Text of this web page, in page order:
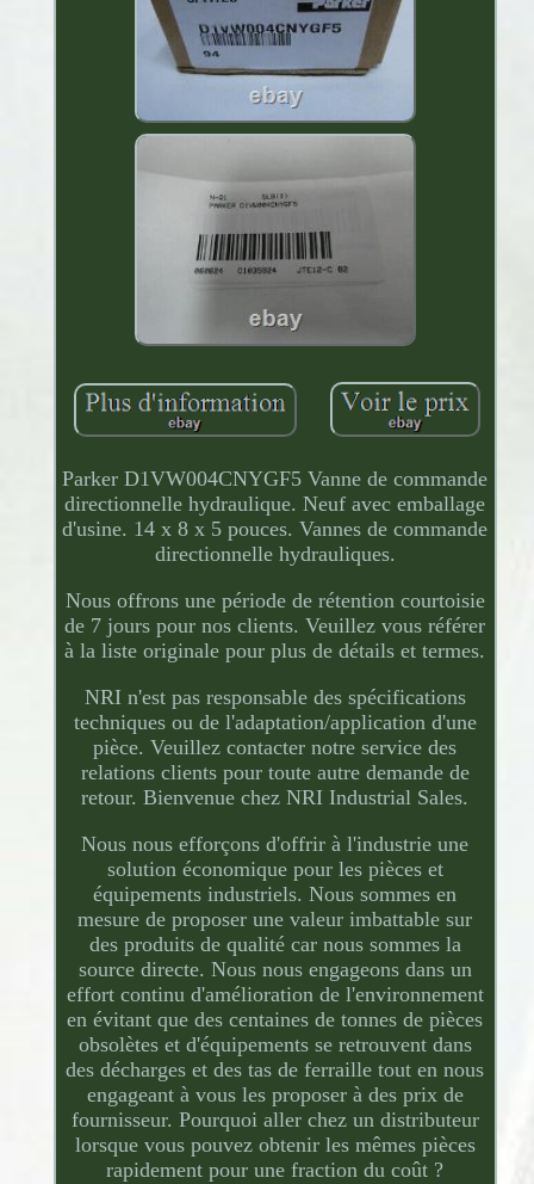
Parker D1VW004CNYGF5 Vanne de commande
directionnelle hydraulique. Neuf avec emballage
d'usine. 14 x 8 x 5 pouces. Vannes de commande
directionnelle hydrauliques.
Nous offrons une période de rétention courtoisie
de 7 jours pour nos clients. Veuillez vous référer
à la liste originale pour plus de détails et termes.
NRI n'est pas responsable des spécifications
techniques ou de l'adaptation/application d'une
pièce. Veuillez contacter notre service des
relations clients pour toute autre demande de
retour. Bienvenue chez NRI Industrial Sales.
Nous nous efforçons d'offrir à l'industrie une
solution économique pour les pièces et
équipements industriels. Nous sommes en
mesure de proposer une valeur imbattable sur
des produits de qualité car nous sommes la
source directe. Nous nous engageons dans un
effort continu d'amélioration de l'environnement
en évitant que des centaines de tonnes de pièces
obsolètes et d'équipements se retrouvent dans
des décharges et des tas de ferraille tout en nous
engageant à vous les proposer à des prix de
fournisseur. Pourquoi aller chez un distributeur
lorsque vous pouvez obtenir les mêmes pièces
rapidement pour une fraction du coût ?